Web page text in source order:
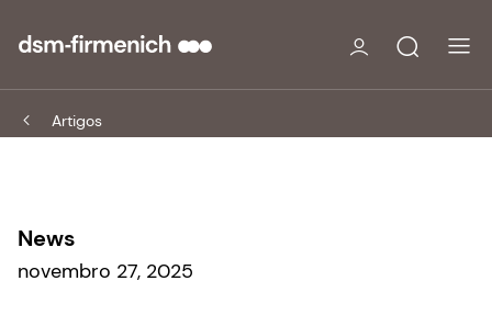
Artigos
News
novembro 27, 2025